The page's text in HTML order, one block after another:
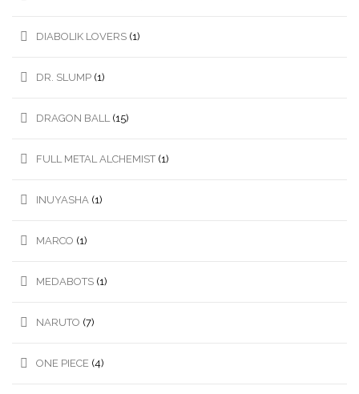
DIABOLIK LOVERS (1)
DR. SLUMP (1)
DRAGON BALL (15)
FULL METAL ALCHEMIST (1)
INUYASHA (1)
MARCO (1)
MEDABOTS (1)
NARUTO (7)
ONE PIECE (4)